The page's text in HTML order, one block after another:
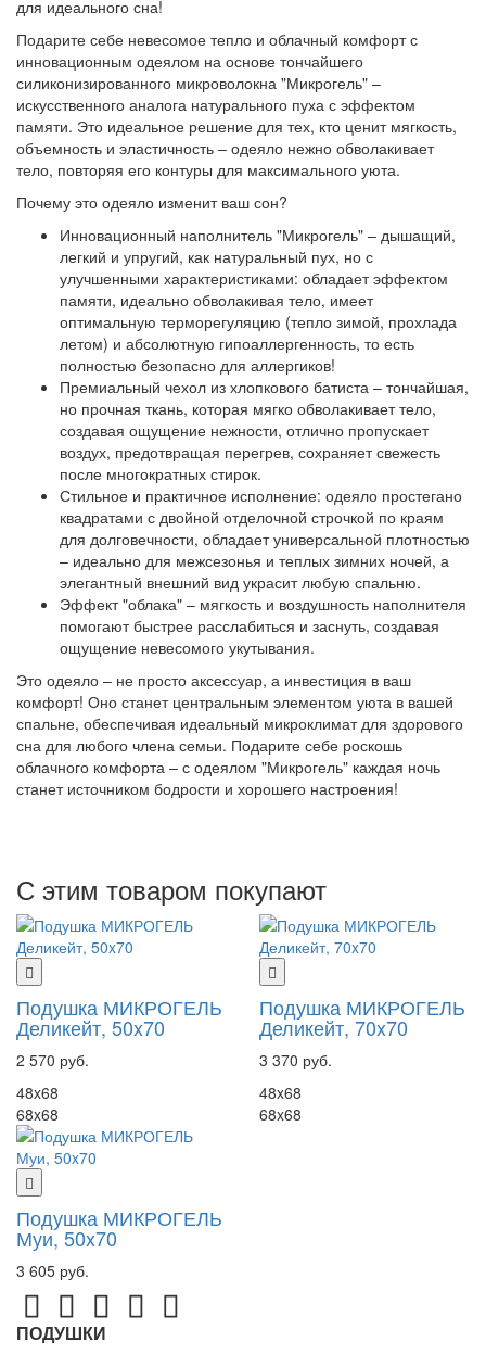
для идеального сна!
Подарите себе невесомое тепло и облачный комфорт с
инновационным одеялом на основе тончайшего
силиконизированного микроволокна "Микрогель" –
искусственного аналога натурального пуха с эффектом
памяти. Это идеальное решение для тех, кто ценит мягкость,
объемность и эластичность – одеяло нежно обволакивает
тело, повторяя его контуры для максимального уюта.
Почему это одеяло изменит ваш сон?
Инновационный наполнитель "Микрогель" – дышащий,
легкий и упругий, как натуральный пух, но с
улучшенными характеристиками: обладает эффектом
памяти, идеально обволакивая тело, имеет
оптимальную терморегуляцию (тепло зимой, прохлада
летом) и абсолютную гипоаллергенность, то есть
полностью безопасно для аллергиков!
Премиальный чехол из хлопкового батиста – тончайшая,
но прочная ткань, которая мягко обволакивает тело,
создавая ощущение нежности, отлично пропускает
воздух, предотвращая перегрев, сохраняет свежесть
после многократных стирок.
Стильное и практичное исполнение: одеяло простегано
квадратами с двойной отделочной строчкой по краям
для долговечности, обладает универсальной плотностью
– идеально для межсезонья и теплых зимних ночей, а
элегантный внешний вид украсит любую спальню.
Эффект "облака" – мягкость и воздушность наполнителя
помогают быстрее расслабиться и заснуть, создавая
ощущение невесомого укутывания.
Это одеяло – не просто аксессуар, а инвестиция в ваш
комфорт! Оно станет центральным элементом уюта в вашей
спальне, обеспечивая идеальный микроклимат для здорового
сна для любого члена семьи. Подарите себе роскошь
облачного комфорта – с одеялом "Микрогель" каждая ночь
станет источником бодрости и хорошего настроения!
С этим товаром покупают
Подушка МИКРОГЕЛЬ
Деликейт, 50x70
2 570 руб.
48x68
68x68
Подушка МИКРОГЕЛЬ
Деликейт, 70x70
3 370 руб.
48x68
68x68
Подушка МИКРОГЕЛЬ
Муи, 50x70
3 605 руб.
ПОДУШКИ